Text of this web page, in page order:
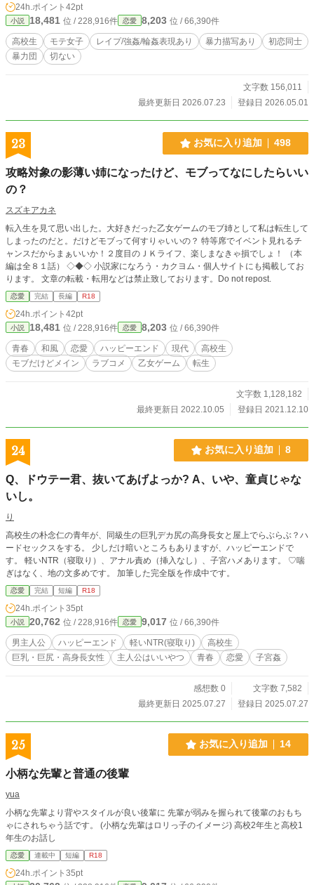
の切ない恋物語。 過去の経験をずっと引きずって未だに恋人
を作れない健二は今後誰かと幸せになる事が出来るのか？ <
主なキャスト> 岸本 健二・・・・元気で明るいニコニコ笑
っている温厚な健二は、高校時代はちょっと違うキャラ？ 井
ノ川 杏・・・・都内から浦安の高校に通うダンス部の女の
輝・・・・健二の幼馴染で同じマンションに暮らす同級生。
同じ水泳部で高校も同じ高校の水泳部に所属。 吉田
付属に入ったボクシング部の雅。性格はおっとりしていてち
しまいますのでこの辺で・・・。 最後までどうぞよろしくお
24h.ポイント 42pt
小説 18,481 位 / 228,916件 恋愛 8,203 位 / 66,390件
高校生 モテ女子 レイプ/強姦/輪姦表現あり 暴力描写あり
初恋同士
暴力団
切ない
文字数 156,011
最終更新日 2026.07.23
登録日 2026.05.01
23 お気に入り追加 498
攻略対象の影薄い姉になったけど、モブってなにしたらいい
の？
スズキアカネ
転入生を見て思い出した。大好きだった乙女ゲームのモブ姉として私は転生して
しまったのだと。だけどモブって何すりゃいいの？ 特等席でイベント見れるチ
ャンスだからまぁいいか！２度目のＪＫライフ、楽しまなきゃ損でしょ！ （本
編は全８１話） ◇◆◇ 小説家になろう・カクヨム・個人サイトにも掲載してお
ります。 文章の転載・転用などは禁止致しております。Do not repost.
恋愛 完結 長編 R18
24h.ポイント 42pt
小説 18,481 位 / 228,916件 恋愛 8,203 位 / 66,390件
青春 和風 恋愛 ハッピーエンド 現代
高校生
モブだけどメイン
ラブコメ 乙女ゲーム 転生
文字数 1,128,182
最終更新日 2022.10.05
登録日 2021.12.10
24 お気に入り追加 8
Q、ドウテー君、抜いてあげよっか? A、いや、童貞じゃな
いし。
り
高校生の朴念仁の青年が、同級生の巨乳デカ尻の高身長女と屋上でらぶらぶ？ハ
ードセックスをする。 少しだけ暗いところもありますが、ハッピーエンドで
す。 軽いNTR（寝取り）、アナル責め（挿入なし）、子宮ハメあります。 ♡喘
ぎはなく、地の文多めです。 加筆した完全版を作成中です。
恋愛 完結 短編 R18
24h.ポイント 35pt
小説 20,762 位 / 228,916件 恋愛 9,017 位 / 66,390件
男主人公 ハッピーエンド 軽いNTR(寝取り)
高校生
巨乳・巨尻・高身長女性
主人公はいいやつ 青春 恋愛 子宮姦
感想数 0
文字数 7,582
最終更新日 2025.07.27
登録日 2025.07.27
25 お気に入り追加 14
小柄な先輩と普通の後輩
yua
小柄な先輩より背やスタイルが良い後輩に 先輩が弱みを握られて後輩のおもち
ゃにされちゃう話です。 (小柄な先輩はロリっ子のイメージ) 高校2年生と高校1
年生のお話し
恋愛 連載中 短編 R18
24h.ポイント 35pt